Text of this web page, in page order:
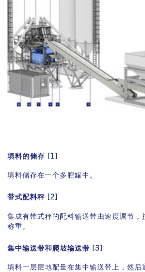
中央润滑装置在搅拌运行过程中向内置搅
填料的储存 [1]
填料储存在一个多腔罐中。
带式配料秤 [2]
集成有带式秤的配料输送带由速度调节，
称重。
集中输送带和爬坡输送带 [3]
填料一层层地配量在集中输送带上，然后